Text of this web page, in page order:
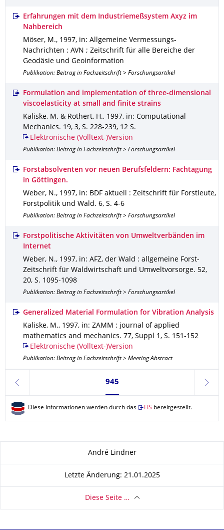
Erfahrungen mit dem Industriemeßsystem Axyz im
Nahbereich
Möser, M., 1997, in: Allgemeine Vermessungs-
Nachrichten : AVN ; Zeitschrift für alle Bereiche der
Geodäsie und Geoinformation
Publikation: Beitrag in Fachzeitschrift > Forschungsartikel
Formulation and implementation of three-dimensional
viscoelasticity at small and finite strains
Kaliske, M. & Rothert, H., 1997, in: Computational
Mechanics. 19, 3, S. 228-239, 12 S.
Elektronische (Volltext-)Version
Publikation: Beitrag in Fachzeitschrift > Forschungsartikel
Forstabsolventen vor neuen Berufsfeldern: Fachtagung
in Göttingen.
Weber, N., 1997, in: BDF aktuell : Zeitschrift für Forstleute,
Forstpolitik und Wald . 6, S. 4-6
Publikation: Beitrag in Fachzeitschrift > Forschungsartikel
Forstpolitische Aktivitäten von Umweltverbänden im
Internet
Weber, N., 1997, in: AFZ, der Wald : allgemeine Forst-
Zeitschrift für Waldwirtschaft und Umweltvorsorge. 52,
20, S. 1095-1098
Publikation: Beitrag in Fachzeitschrift > Forschungsartikel
Generalized Material Formulation for Vibration Analysis
Kaliske, M., 1997, in: ZAMM : journal of applied
mathematics and mechanics. 77, Suppl 1 , S. 151-152
Elektronische (Volltext-)Version
Publikation: Beitrag in Fachzeitschrift > Meeting Abstract
zurück
Seite 945, aktuell ausgewählt
945
weiter
Diese Informationen werden durch das FIS bereitgestellt.
André Lindner
Letzte Änderung: 21.01.2025
Diese Seite …